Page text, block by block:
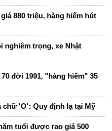
880 triệu, hàng hiếm hút
nghiêm trọng, xe Nhật
đời 1991, "hàng hiếm" 35
chữ 'O': Quy định lạ tại Mỹ
tuổi được rao giá 500